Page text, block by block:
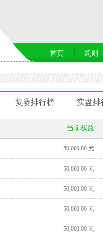
首页 规则
复赛排行榜 实盘排
当前权益
50,000.00 元
50,000.00 元
50,000.00 元
50,000.00 元
50,000.00 元